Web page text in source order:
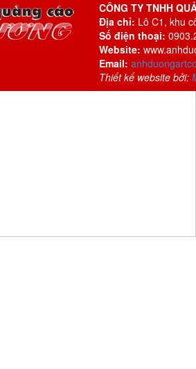
CÔNG TY TNHH
Địa chỉ: Lô C1, khu
Số điện thoại:
Website:
Email:
Thiết kế website bởi: